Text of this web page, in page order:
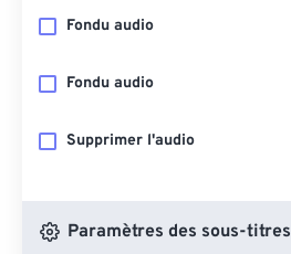
Fondu audio
Fondu audio
Supprimer l'audio
Paramètres des sous-titres